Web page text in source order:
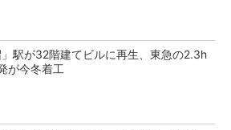
」駅が32階建てビルに再生、東急の2.3h
が今冬着工